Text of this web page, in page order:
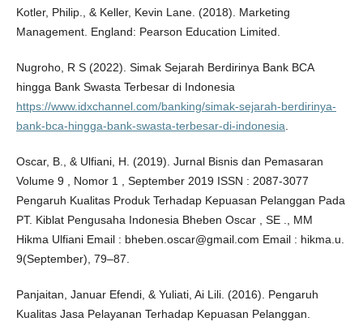
Kotler, Philip., & Keller, Kevin Lane. (2018). Marketing
Management. England: Pearson Education Limited.
Nugroho, R S (2022). Simak Sejarah Berdirinya Bank BCA
hingga Bank Swasta Terbesar di Indonesia
https://www.idxchannel.com/banking/simak-sejarah-berdirinya-
bank-bca-hingga-bank-swasta-terbesar-di-indonesia.
Oscar, B., & Ulfiani, H. (2019). Jurnal Bisnis dan Pemasaran
Volume 9 , Nomor 1 , September 2019 ISSN : 2087-3077
Pengaruh Kualitas Produk Terhadap Kepuasan Pelanggan Pada
PT. Kiblat Pengusaha Indonesia Bheben Oscar , SE ., MM
Hikma Ulfiani Email : bheben.oscar@gmail.com Email : hikma.u.
9(September), 79–87.
Panjaitan, Januar Efendi, & Yuliati, Ai Lili. (2016). Pengaruh
Kualitas Jasa Pelayanan Terhadap Kepuasan Pelanggan.